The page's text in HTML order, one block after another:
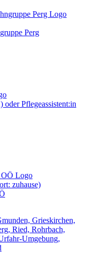
Perg
oder Pflegeassistent:in
zuhause)
Grieskirchen,
Ried, Rohrbach,
Umgebung,